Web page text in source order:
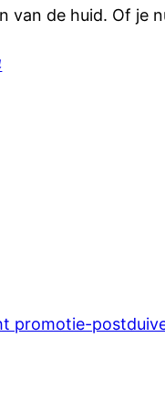
van de huid. Of je
promotie-